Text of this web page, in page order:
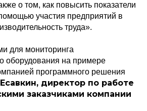
о том, как повысить показатели
участия предприятий в
труда».
для мониторинга
оборудования на примере
программного решения
директор по работе
заказчиками компании